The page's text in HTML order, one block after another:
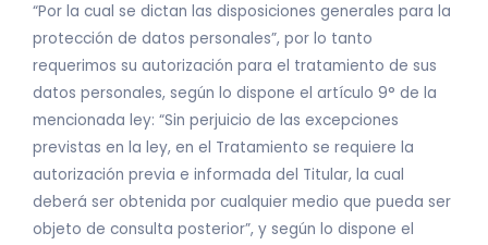
“Por la cual se dictan las disposiciones generales para la
protección de datos personales”, por lo tanto
requerimos su autorización para el tratamiento de sus
datos personales, según lo dispone el artículo 9° de la
mencionada ley: “Sin perjuicio de las excepciones
previstas en la ley, en el Tratamiento se requiere la
autorización previa e informada del Titular, la cual
deberá ser obtenida por cualquier medio que pueda ser
objeto de consulta posterior”, y según lo dispone el